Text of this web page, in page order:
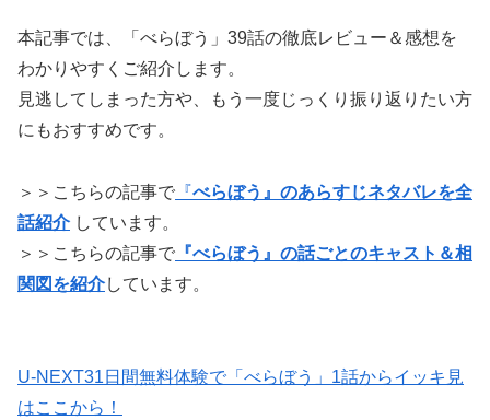
本記事では、「べらぼう」39話の徹底レビュー＆感想を
わかりやすくご紹介します。
見逃してしまった方や、もう一度じっくり振り返りたい方
にもおすすめです。
＞＞こちらの記事で 『べらぼう』のあらすじネタバレを全
話紹介しています。
＞＞こちらの記事で 『べらぼう』の話ごとのキャスト＆相
関図を紹介しています。
U-NEXT31日間無料体験で「べらぼう」1話からイッキ見
はここから！